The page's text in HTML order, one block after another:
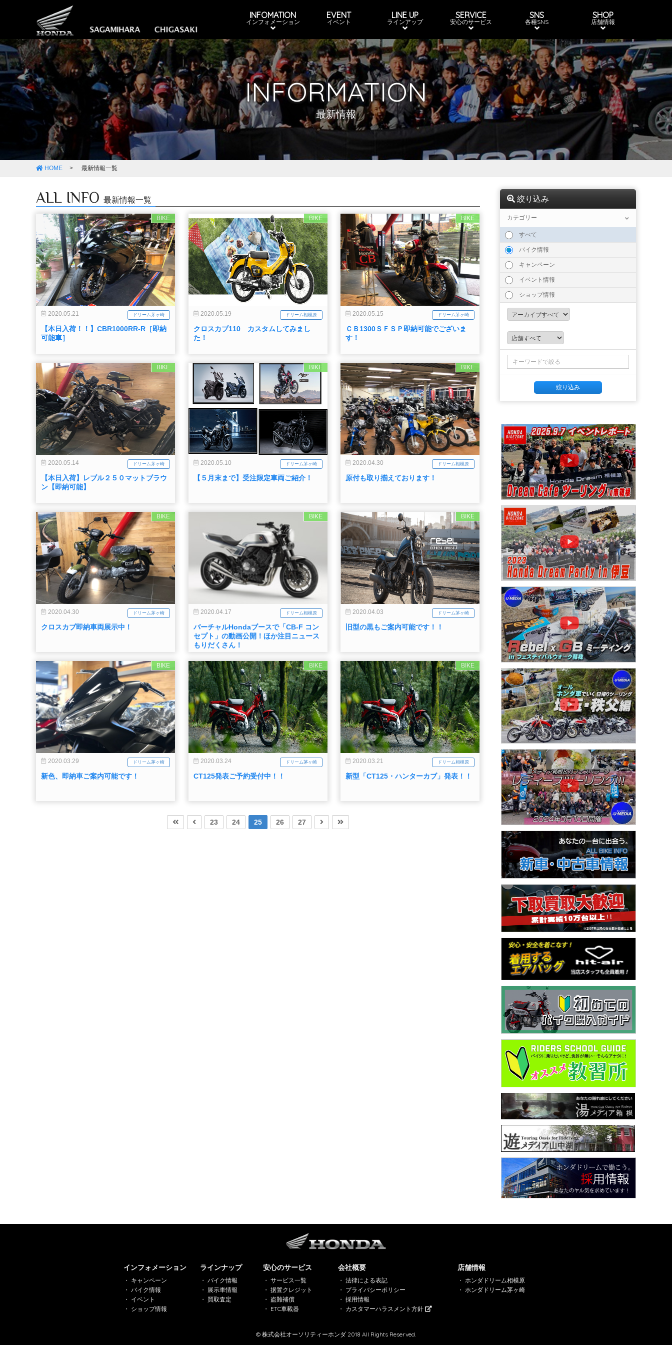
INFOMATION
インフォメーション
EVENT
イベント
LINE UP
ラインアップ
SERVICE
安心のサービス
SNS
各種SNS
SHOP
店舗情報
INFORMATION
最新情報
HOME 最新情報一覧
絞り込み
カテゴリー
すべて
バイク情報
キャンペーン
イベント情報
ショップ情報
ALL INFO 最新情報一覧
BIKE
ドリーム茅ヶ崎
2020.05.21
【本日入荷！！】CBR1000RR-R［即納
可能車］
BIKE
ドリーム相模原
2020.05.19
クロスカブ110 カスタムしてみまし
た！
BIKE
ドリーム茅ヶ崎
2020.05.15
ＣＢ1300ＳＦＳＰ即納可能でございま
す！
BIKE
ドリーム茅ヶ崎
2020.05.14
【本日入荷】レブル２５０マットブラウ
ン【即納可能】
BIKE
ドリーム茅ヶ崎
2020.05.10
【５月末まで】受注限定車両ご紹介！
BIKE
ドリーム相模原
2020.04.30
原付も取り揃えております！
BIKE
ドリーム茅ヶ崎
2020.04.30
クロスカブ即納車両展示中！
BIKE
ドリーム相模原
2020.04.17
バーチャルHondaブースで「CB-F コン
セプト」の動画公開！ほか注目ニュース
もりだくさん！
BIKE
ドリーム茅ヶ崎
2020.04.03
旧型の黒もご案内可能です！！
BIKE
ドリーム茅ヶ崎
2020.03.29
新色、即納車ご案内可能です！
BIKE
ドリーム茅ヶ崎
2020.03.24
CT125発表ご予約受付中！！
BIKE
ドリーム相模原
2020.03.21
新型「CT125・ハンターカブ」発表！！
23 24 25 26 27
インフォメーション
キャンペーン
バイク情報
イベント
ショップ情報
ラインナップ
バイク情報
展示車情報
買取査定
安心のサービス
サービス一覧
据置クレジット
盗難補償
ETC車載器
会社概要
法律による表記
プライバシーポリシー
採用情報
カスタマーハラスメント方針
店舗情報
ホンダドリーム相模原
ホンダドリーム茅ヶ崎
© 株式会社オーソリティーホンダ 2018 All Rights Reserved.